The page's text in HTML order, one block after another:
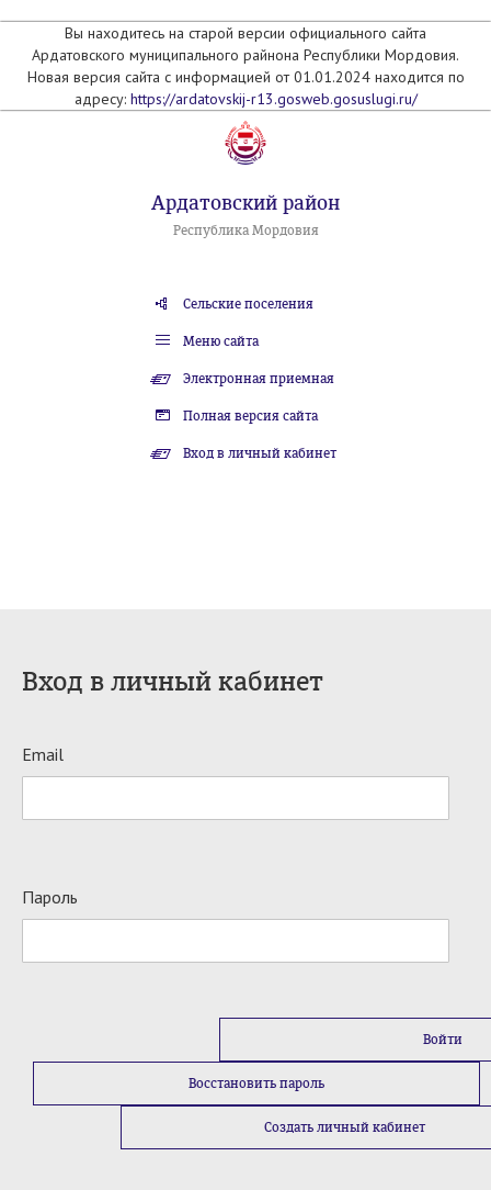
Вы находитесь на старой версии официального сайта
Ардатовского муниципального райнона Республики Мордовия.
Новая версия сайта с информацией от 01.01.2024 находится по
адресу: https://ardatovskij-r13.gosweb.gosuslugi.ru/
Ардатовский район
Республика Мордовия
Сельские поселения
Меню сайта
Электронная приемная
Полная версия сайта
Вход в личный кабинет
Вход в личный кабинет
Email
Пароль
Войти
Восстановить пароль
Создать личный кабинет